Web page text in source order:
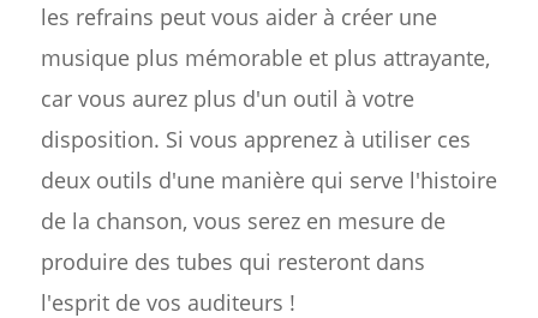
les refrains peut vous aider à créer une
musique plus mémorable et plus attrayante,
car vous aurez plus d'un outil à votre
disposition. Si vous apprenez à utiliser ces
deux outils d'une manière qui serve l'histoire
de la chanson, vous serez en mesure de
produire des tubes qui resteront dans
l'esprit de vos auditeurs !